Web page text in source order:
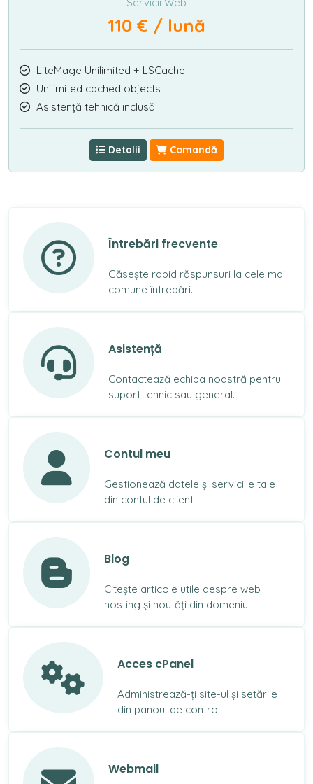
110 € / lună
LiteMage Unilimited + LSCache
Unilimited cached objects
Asistență tehnică inclusă
Detalii Comandă
Întrebări frecvente
Găsește rapid răspunsuri la cele mai
comune întrebări.
Asistență
Contactează echipa noastră pentru
suport tehnic sau general.
Contul meu
Gestionează datele și serviciile tale
din contul de client
Blog
Citește articole utile despre web
hosting și noutăți din domeniu.
Acces cPanel
Administrează-ți site-ul și setările
din panoul de control
Webmail